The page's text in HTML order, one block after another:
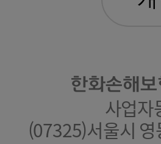
한화손해
사업
(07325)서울시